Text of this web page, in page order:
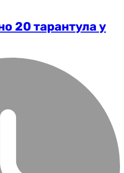
20 тарантула у